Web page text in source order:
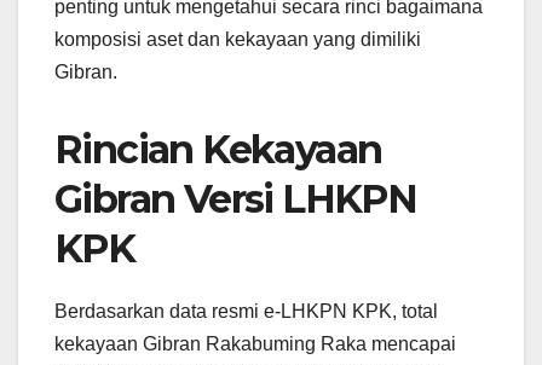
penting untuk mengetahui secara rinci bagaimana
komposisi aset dan kekayaan yang dimiliki
Gibran.
Rincian Kekayaan
Gibran Versi LHKPN
KPK
Berdasarkan data resmi e-LHKPN KPK, total
kekayaan Gibran Rakabuming Raka mencapai